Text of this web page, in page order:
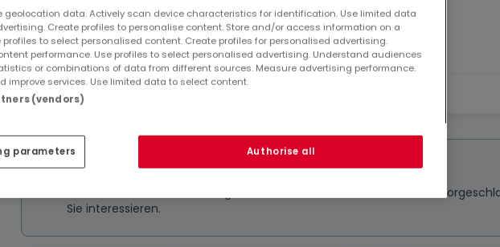
Haus2 Zimmer zum Kauf inLudwigshafen
37 m² 2
Ähnliche Immobilien in der Nähe
Sie haben keine Immobilien gefunden, die Sie interessieren? Diese
Sie interessieren.
geolocation data. Actively scan device characteristics for identification. Use limited data
Create profiles to personalise content. Store and/or access information on a
profiles to select personalised content. Create profiles for personalised advertising.
performance. Use profiles to select personalised advertising. Understand audiences
or combinations of data from different sources. Measure advertising performance.
improve services. Use limited data to select content.
(vendors)
parameters Authorise all